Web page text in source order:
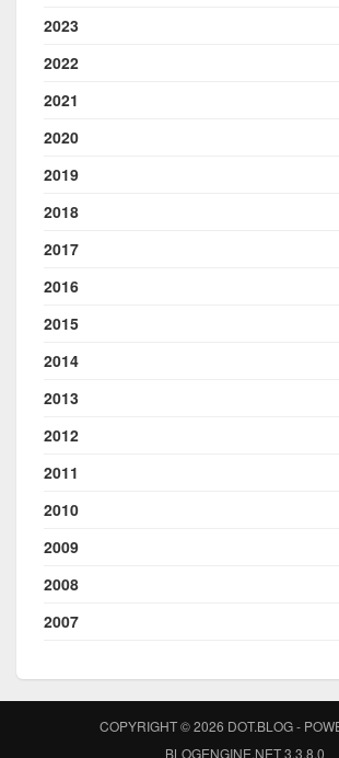
2023
2022
2021
2020
2019
2018
2017
2016
2015
2014
2013
2012
2011
2010
2009
2008
2007
COPYRIGHT © 2026 DOT.BLOG -
BLOGENGINE.NET 3.3.8.0